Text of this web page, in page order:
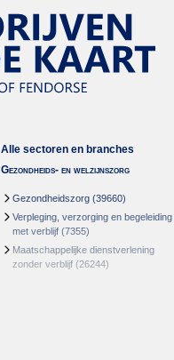
Alle sectoren en branches
Gezondheids- en welzijnszorg
Gezondheidszorg (39660)
Verpleging, verzorging en begeleiding
met verblijf (7355)
Maatschappelijke dienstverlening
zonder verblijf (26244)